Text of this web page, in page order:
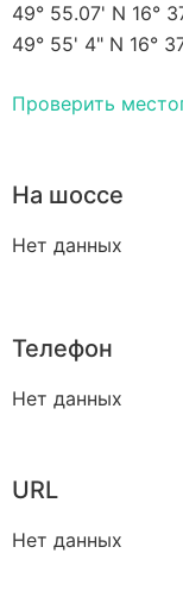
49° 55.07' N 16°
49° 55' 4" N 16°
Проверить
На шоссе
Нет данных
Телефон
Нет данных
URL
Нет данных